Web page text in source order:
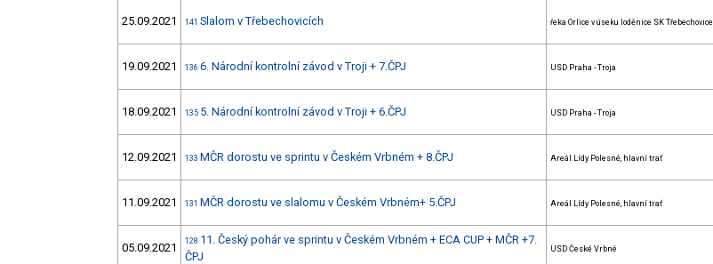
25.09.2021 141 Slalom v Třebechovicích řeka Orlice v úseku loděnice SK Třebechovice
19.09.2021 136 6. Národní kontrolní závod v Troji + 7.ČPJ USD Praha - Troja
18.09.2021 135 5. Národní kontrolní závod v Troji + 6.ČPJ USD Praha - Troja
12.09.2021 133 MČR dorostu ve sprintu v Českém Vrbném + 8.ČPJ Areál Lídy Polesné, hlavní trať
11.09.2021 131 MČR dorostu ve slalomu v Českém Vrbném+ 5.ČPJ Areál Lídy Polesné, hlavní trať
05.09.2021 128 11. Český pohár ve sprintu v Českém Vrbném + ECA CUP + MČR +7.
ČPJ
USD České Vrbné